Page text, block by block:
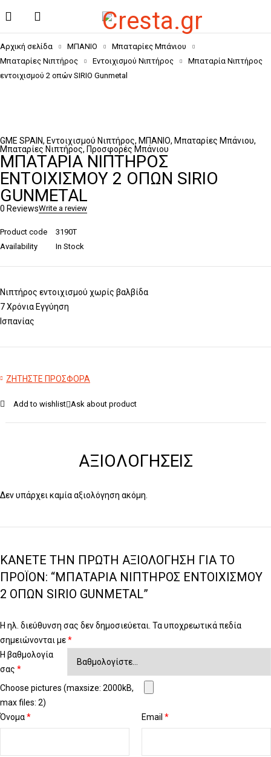
Αρχική σελίδα ΜΠΑΝΙΟ
Μπαταρίες Μπάνιου
Μπαταρίες Νιπτήρος
Εντοιχισμού Νιπτήρος
Μπαταρία Νιπτήρος
εντοιχισμού 2 οπών SIRIO Gunmetal
GME SPAIN, Εντοιχισμού Νιπτήρος, ΜΠΑΝΙΟ, Μπαταρίες Μπάνιου,
Μπαταρίες Νιπτήρος, Προσφορές Μπάνιου
ΜΠΑΤΑΡΊΑ ΝΙΠΤΉΡΟΣ
ΕΝΤΟΙΧΙΣΜΟΎ 2 ΟΠΏΝ SIRIO
GUNMETAL
0 ReviewsWrite a review
Product code
3190T
Availability
In Stock
Νιπτήρος εντοιχισμού χωρίς βαλβίδα
7 Χρόνια Εγγύηση
Ισπανίας
ΖΗΤΗΣΤΕ ΠΡΟΣΦΟΡΑ
Add to wishlist Ask about product
ΑΞΙΟΛΟΓΉΣΕΙΣ
Δεν υπάρχει καμία αξιολόγηση ακόμη.
ΚΆΝΕΤΕ ΤΗΝ ΠΡΏΤΗ ΑΞΙΟΛΌΓΗΣΗ ΓΙΑ ΤΟ
ΠΡΟΪΌΝ: “ΜΠΑΤΑΡΊΑ ΝΙΠΤΉΡΟΣ ΕΝΤΟΙΧΙΣΜΟΎ
2 ΟΠΏΝ SIRIO GUNMETAL”
Η ηλ. διεύθυνση σας δεν δημοσιεύεται. Τα υποχρεωτικά πεδία
σημειώνονται με*
Η βαθμολογία
σας *
Choose pictures (maxsize: 2000kB,
max files: 2)
Όνομα* Email *